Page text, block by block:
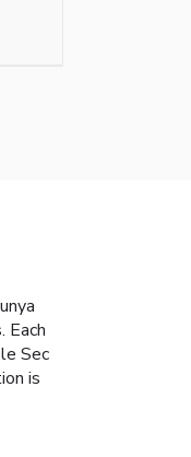
Each
Sec
is